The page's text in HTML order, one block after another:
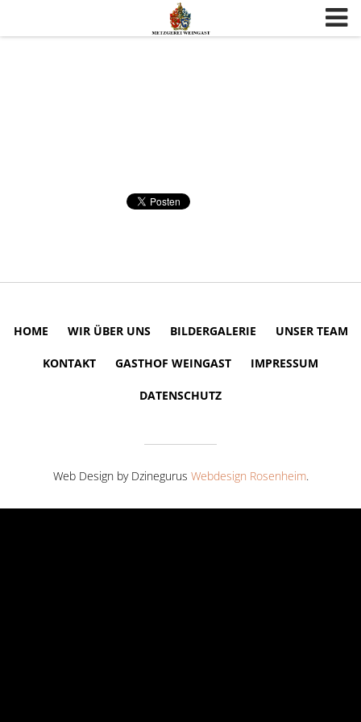
HOME WIR ÜBER UNS BILDERGALERIE UNSER TEAM
KONTAKT GASTHOF WEINGAST IMPRESSUM
DATENSCHUTZ
Web Design by Dzinegurus Webdesign Rosenheim.